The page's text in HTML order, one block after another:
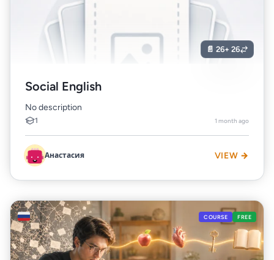
📄 26+ 26
Social English
No description
1 1 month ago
Анастасия VIEW →
🇷🇺 COURSE FREE